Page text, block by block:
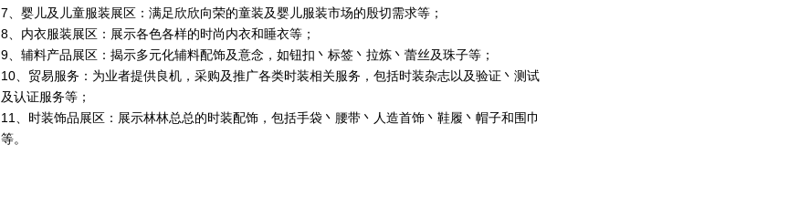
7、婴儿及儿童服装展区：满足欣欣向荣的童装及婴儿服装市场的殷切需求等；
8、内衣服装展区：展示各色各样的时尚内衣和睡衣等；
9、辅料产品展区：揭示多元化辅料配饰及意念，如钮扣丶标签丶拉炼丶蕾丝及珠子等；
10、贸易服务：为业者提供良机，采购及推广各类时装相关服务，包括时装杂志以及验证丶测试
及认证服务等；
11、时装饰品展区：展示林林总总的时装配饰，包括手袋丶腰带丶人造首饰丶鞋履丶帽子和围巾
等。